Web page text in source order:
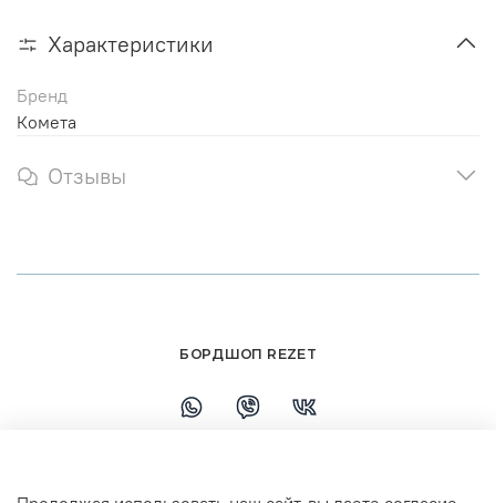
Характеристики
Бренд
Комета
Отзывы
БОРДШОП REZET